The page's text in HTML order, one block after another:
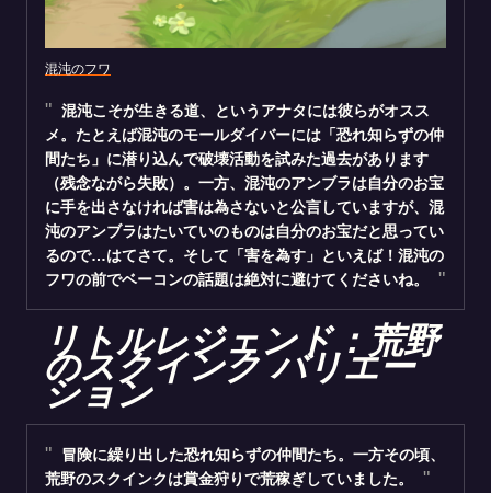
混沌のフワ
混沌こそが生きる道、というアナタには彼らがオスス
メ。たとえば混沌のモールダイバーには「恐れ知らずの仲
間たち」に潜り込んで破壊活動を試みた過去があります
（残念ながら失敗）。一方、混沌のアンブラは自分のお宝
に手を出さなければ害は為さないと公言していますが、混
沌のアンブラはたいていのものは自分のお宝だと思ってい
るので…はてさて。そして「害を為す」といえば！混沌の
フワの前でベーコンの話題は絶対に避けてくださいね。
リトルレジェンド：荒野
のスクインク バリエー
ション
冒険に繰り出した恐れ知らずの仲間たち。一方その頃、
荒野のスクインクは賞金狩りで荒稼ぎしていました。